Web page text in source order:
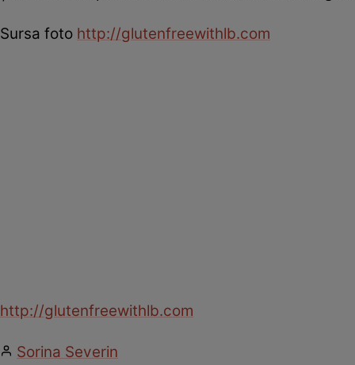
Sursa foto http://glutenfreewithlb.com
http://glutenfreewithlb.com
Sorina Severin